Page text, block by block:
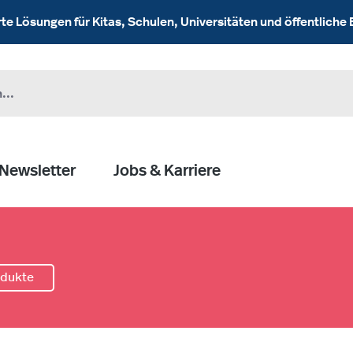
Lösungen für Kitas, Schulen, Universitäten und öffentliche
Newsletter Jobs & Karriere